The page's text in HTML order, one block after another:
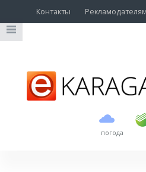
Контакты Рекламодателям
погода
USD 469
EUR